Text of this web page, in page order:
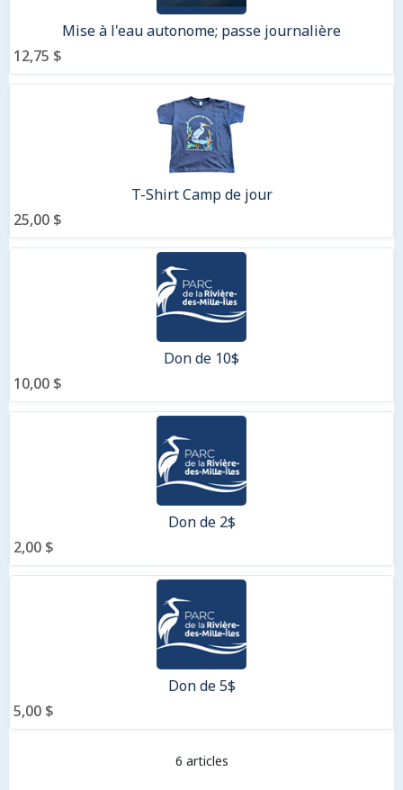
Mise à l'eau autonome; passe journalière
12,75 $
T-Shirt Camp de jour
25,00 $
Don de 10$
10,00 $
Don de 2$
2,00 $
Don de 5$
5,00 $
6 articles